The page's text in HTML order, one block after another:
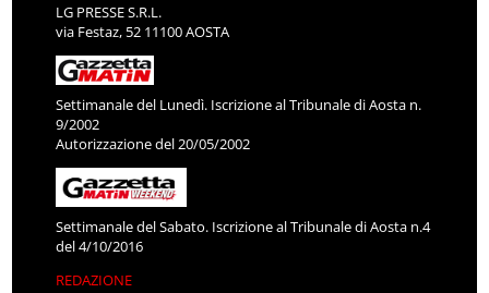
LG PRESSE S.R.L.
via Festaz, 52 11100 AOSTA
Settimanale del Lunedì. Iscrizione al Tribunale di Aosta n.
9/2002
Autorizzazione del 20/05/2002
Settimanale del Sabato. Iscrizione al Tribunale di Aosta n.4
del 4/10/2016
REDAZIONE